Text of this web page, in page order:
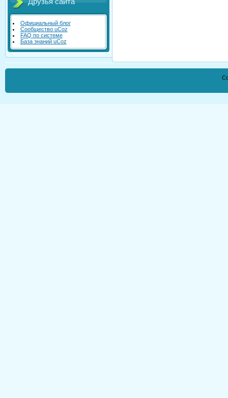
Официальный блог
Сообщество uCoz
FAQ по системе
База знаний uCoz